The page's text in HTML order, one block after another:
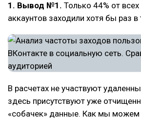
1. Вывод №1. Только 44% от
аккаунтов заходили хотя бы раз в
В расчетах не участвуют
здесь присутствуют уже
«собачек» данные. Как мы можем